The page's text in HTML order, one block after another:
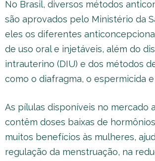
No Brasil, diversos métodos
são aprovados pelo Ministério da
eles os diferentes
de uso oral e injetáveis, além do
intrauterino (DIU) e dos métodos
como o diafragma, o espermicida e
As pílulas disponíveis no mercado
contêm doses baixas de
muitos benefícios às mulheres,
regulação da menstruação, na